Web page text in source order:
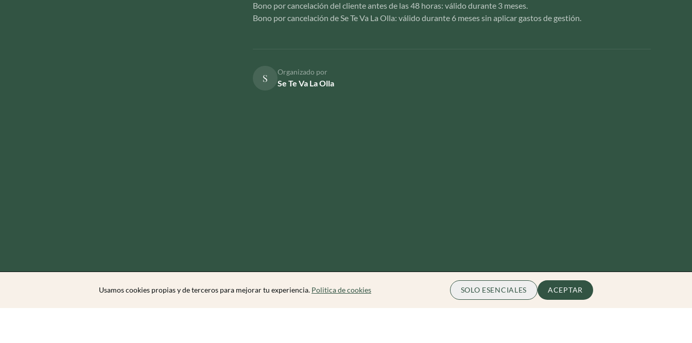
Bono por cancelación del cliente antes de las 48 horas: válido durante 3 meses.
Bono por cancelación de Se Te Va La Olla: válido durante 6 meses sin aplicar gastos de gestión.
S
Organizado por
Se Te Va La Olla
Usamos cookies propias y de terceros para mejorar tu experiencia. Politica de cookies SOLO ESENCIALES ACEPTAR